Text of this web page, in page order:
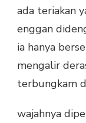
ada teriakan
enggan
ia hanya
mengalir
terbungkam
wajahnya